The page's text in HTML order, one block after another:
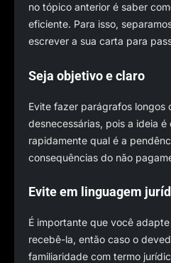
no tópico anterior é saber
eficiente. Para isso,
escrever a sua carta para
Seja objetivo e claro
Evite fazer parágrafos longos
desnecessárias, pois a ideia
rapidamente qual é a
consequências do não
Evite em linguagem
É importante que você
recebê-la, então caso o
familiaridade com termo